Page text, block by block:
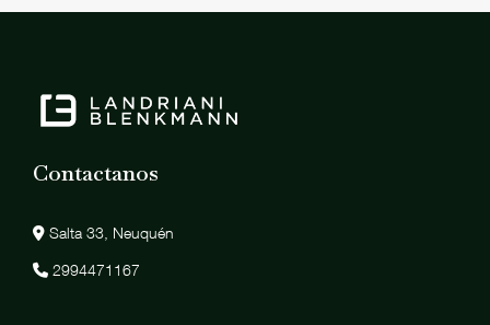
Contactanos
Salta 33, Neuquén
2994471167